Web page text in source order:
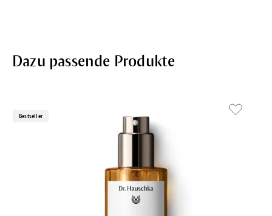
Dazu passende Produkte
Bestseller